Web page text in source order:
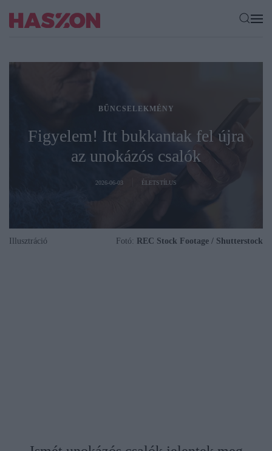
BŰNCSELEKMÉNY
Figyelem! Itt bukkantak fel újra
az unokázós csalók
2026-06-03 ÉLETSTÍLUS
Illusztráció Fotó: REC Stock Footage / Shutterstock